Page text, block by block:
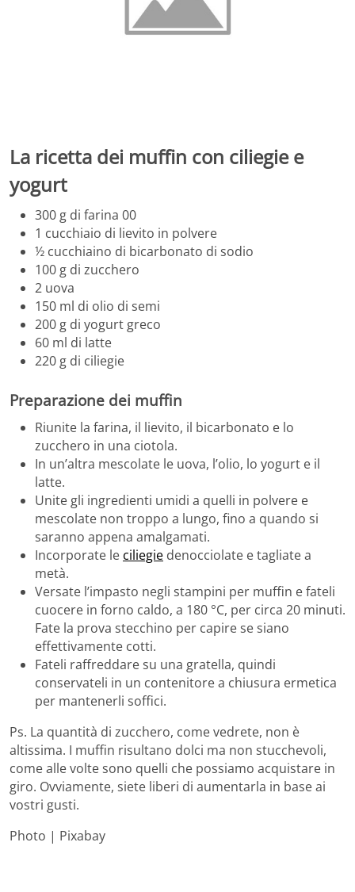
La ricetta dei muffin con ciliegie e
yogurt
300 g di farina 00
1 cucchiaio di lievito in polvere
½ cucchiaino di bicarbonato di sodio
100 g di zucchero
2 uova
150 ml di olio di semi
200 g di yogurt greco
60 ml di latte
220 g di ciliegie
Preparazione dei muffin
Riunite la farina, il lievito, il bicarbonato e lo
zucchero in una ciotola.
In un’altra mescolate le uova, l’olio, lo yogurt e il
latte.
Unite gli ingredienti umidi a quelli in polvere e
mescolate non troppo a lungo, fino a quando si
saranno appena amalgamati.
Incorporate le ciliegie denocciolate e tagliate a
metà.
Versate l’impasto negli stampini per muffin e fateli
cuocere in forno caldo, a 180 °C, per circa 20 minuti.
Fate la prova stecchino per capire se siano
effettivamente cotti.
Fateli raffreddaresu una gratella, quindi
conservateli in un contenitore a chiusura ermetica
per mantenerli soffici.
Ps. La quantità di zucchero, come vedrete, non è
altissima. I muffin risultano dolci ma non stucchevoli,
come alle volte sono quelli che possiamo acquistare in
giro. Ovviamente, siete liberi di aumentarla in base ai
vostri gusti.
Photo | Pixabay